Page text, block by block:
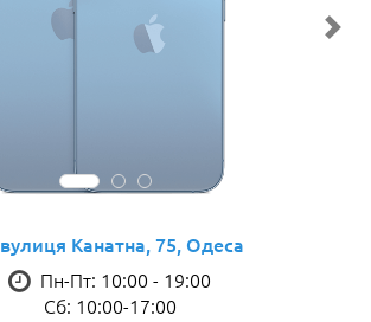
вулиця Канатна, 75, Одеса
Пн-Пт: 10:00 - 19:00
Сб: 10:00-17:00